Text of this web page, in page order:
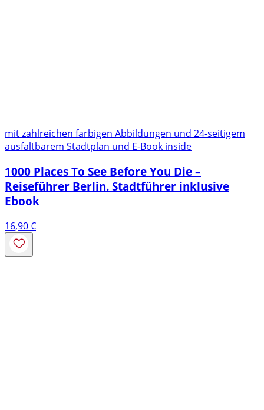
mit zahlreichen farbigen Abbildungen und 24-seitigem
ausfaltbarem Stadtplan und E-Book inside
1000 Places To See Before You Die –
Reiseführer Berlin. Stadtführer inklusive
Ebook
16,90€